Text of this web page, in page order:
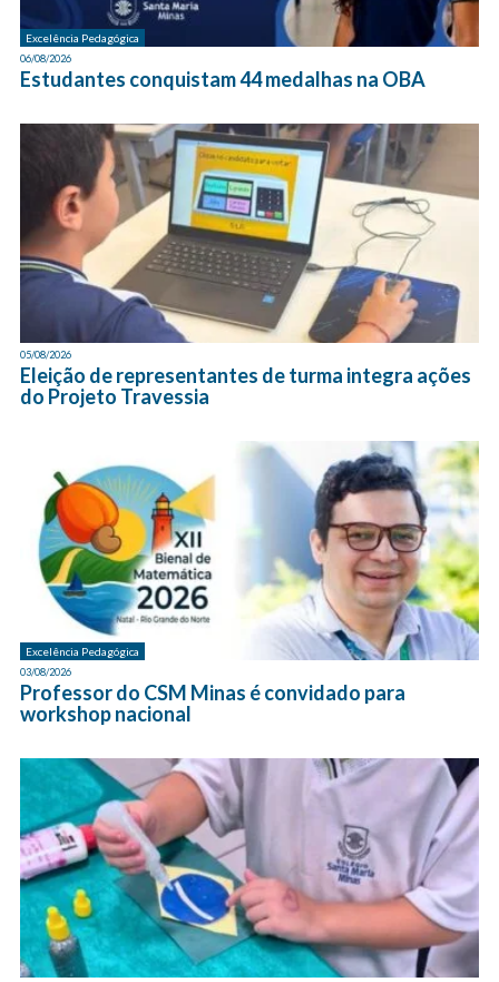
Excelência Pedagógica
06/08/2026
Estudantes conquistam 44 medalhas na OBA
05/08/2026
Eleição de representantes de turma integra ações
do Projeto Travessia
Excelência Pedagógica
03/08/2026
Professor do CSM Minas é convidado para
workshop nacional